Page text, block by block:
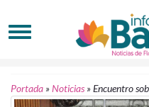
Portada »Noticias »Encuentro